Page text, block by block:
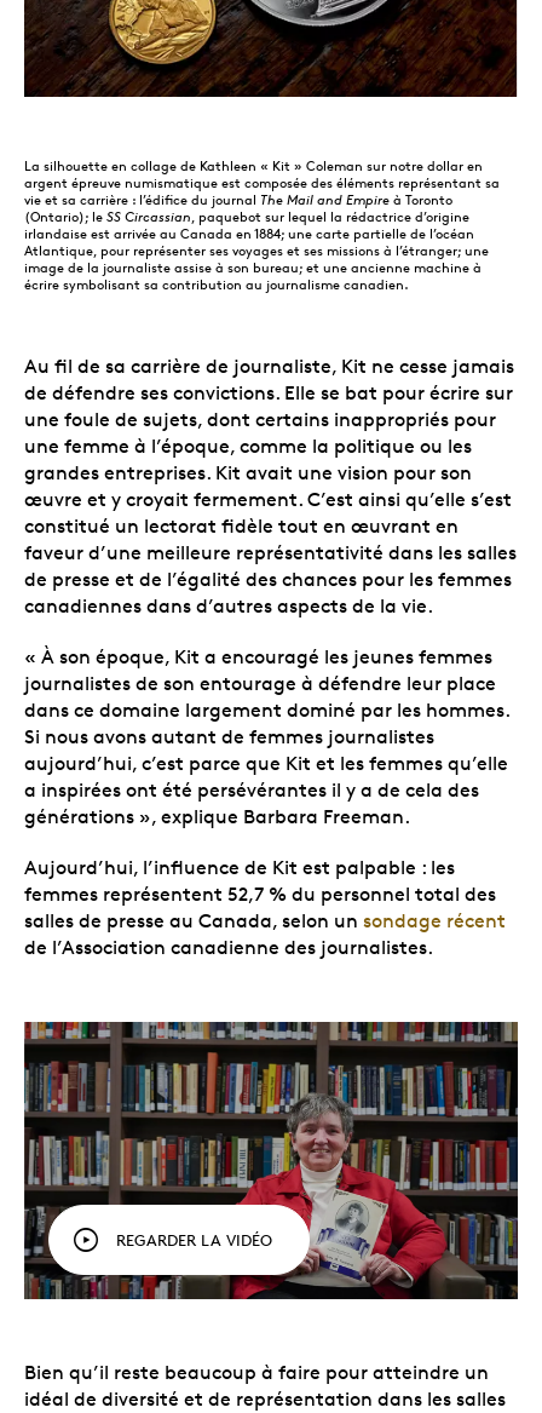
La silhouette en collage de Kathleen « Kit » Coleman sur notre dollar en
argent épreuve numismatique est composée des éléments représentant sa
vie et sa carrière : l’édifice du journal The Mail and Empire à Toronto
(Ontario); le SS Circassian , paquebot sur lequel la rédactrice d’origine
irlandaise est arrivée au Canada en 1884; une carte partielle de l’océan
Atlantique, pour représenter ses voyages et ses missions à l’étranger; une
image de la journaliste assise à son bureau; et une ancienne machine à
écrire symbolisant sa contribution au journalisme canadien.
Au fil de sa carrière de journaliste, Kit ne cesse jamais
de défendre ses convictions. Elle se bat pour écrire sur
une foule de sujets, dont certains inappropriés pour
une femme à l’époque, comme la politique ou les
grandes entreprises. Kit avait une vision pour son
œuvre et y croyait fermement. C’est ainsi qu’elle s’est
constitué un lectorat fidèle tout en œuvrant en
faveur d’une meilleure représentativité dans les salles
de presse et de l’égalité des chances pour les femmes
canadiennes dans d’autres aspects de la vie.
« À son époque, Kit a encouragé les jeunes femmes
journalistes de son entourage à défendre leur place
dans ce domaine largement dominé par les hommes.
Si nous avons autant de femmes journalistes
aujourd’hui, c’est parce que Kit et les femmes qu’elle
a inspirées ont été persévérantes il y a de cela des
générations », explique Barbara Freeman.
Aujourd’hui, l’influence de Kit est palpable : les
femmes représentent 52,7 % du personnel total des
salles de presse au Canada, selon un sondage récent
de l’Association canadienne des journalistes.
REGARDER LA VIDÉO
Bien qu’il reste beaucoup à faire pour atteindre un
idéal de diversité et de représentation dans les salles